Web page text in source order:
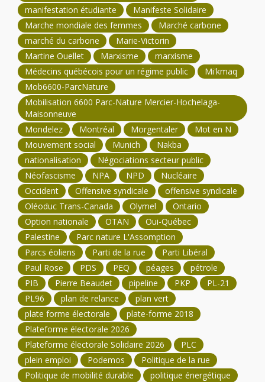
manifestation étudiante
Manifeste Solidaire
Marche mondiale des femmes
Marché carbone
marché du carbone
Marie-Victorin
Martine Ouellet
Marxisme
marxisme
Médecins québécois pour un régime public
Mi'kmaq
Mob6600-ParcNature
Mobilisation 6600 Parc-Nature Mercier-Hochelaga-
Maisonneuve
Mondelez
Montréal Morgentaler
Mot en N
Mouvement social
Munich
Nakba
nationalisation
Négociations secteur public
Néofascisme
NPA NPD
Nucléaire
Occident
Offensive syndicale
offensive syndicale
Oléoduc Trans-Canada
Olymel
Ontario
Option nationale
OTAN
Oui-Québec
Palestine
Parc nature L'Assomption
Parcs éoliens
Parti de la rue
Parti Libéral
Paul Rose
PDS PEQ péages
pétrole
PIB
Pierre Beaudet pipeline PKP
PL-21
PL96
plan de relance
plan vert
plate forme électorale
plate-forme 2018
Plateforme électorale 2026
Plateforme électorale Solidaire 2026
PLC
plein emploi
Podemos
Politique de la rue
Politique de mobilité durable
politique énergétique